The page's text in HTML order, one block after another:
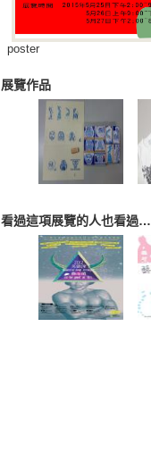
poster
展覽作品
看過這項展覽的人也看過…